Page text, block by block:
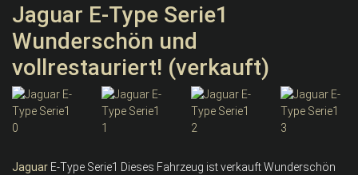
Jaguar E-Type Serie1
Wunderschön und
vollrestauriert! (verkauft)
Jaguar E-Type Serie1 Dieses Fahrzeug ist verkauft Wunderschön